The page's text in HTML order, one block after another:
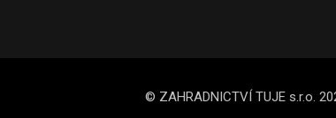
© ZAHRADNICTVÍ TUJE s.r.o.